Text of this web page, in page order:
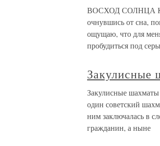
ВОСХОД СОЛНЦА
очнувшись от сна,
ощущаю, что для
пробудиться под
Закулисные
Закулисные шахматы
один советский
ним заключалась в
гражданин, а ныне